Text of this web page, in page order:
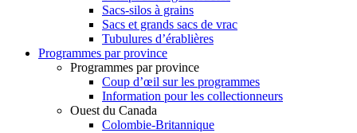
Sacs-silos à grains
Sacs et grands sacs de vrac
Tubulures d’érablières
Programmes par province
Programmes par province
Coup d’œil sur les programmes
Information pour les collectionneurs
Ouest du Canada
Colombie-Britannique